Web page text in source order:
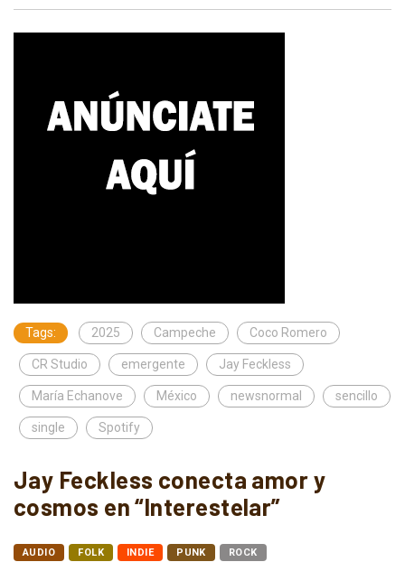
Tags: 2025 Campeche Coco Romero
CR Studio emergente Jay Feckless
María Echanove México newsnormal sencillo
single Spotify
Jay Feckless conecta amor y
cosmos en “Interestelar”
AUDIO FOLK INDIE PUNK ROCK